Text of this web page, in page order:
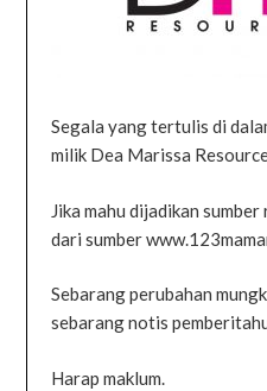
Segala yang tertulis di
milik Dea Marissa
Jika mahu dijadikan
dari sumber
Sebarang perubahan
sebarang notis
Harap maklum.